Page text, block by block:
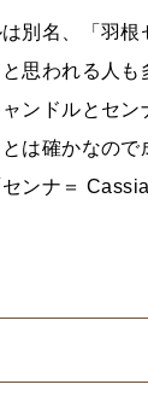
別名、「羽
思われる人も
ンドルとセン
は確かなので
センナ＝